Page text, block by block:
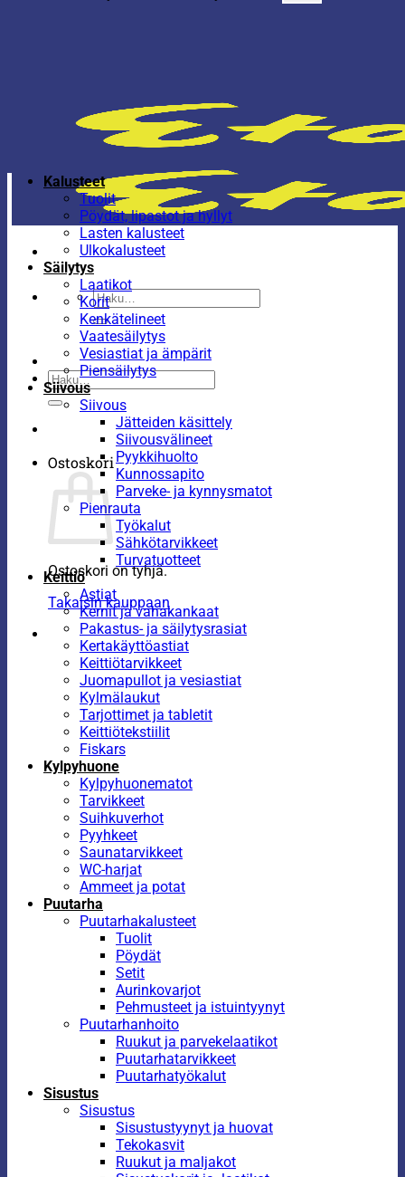
Etsi:
Etsi:
Ostoskori
Ostoskori on tyhjä.
Takaisin kauppaan
Kalusteet
Tuolit
Pöydät, lipastot ja hyllyt
Lasten kalusteet
Ulkokalusteet
Säilytys
Laatikot
Korit
Kenkätelineet
Vaatesäilytys
Vesiastiat ja ämpärit
Piensäilytys
Siivous
Siivous
Jätteiden käsittely
Siivousvälineet
Pyykkihuolto
Kunnossapito
Parveke- ja kynnysmatot
Pienrauta
Työkalut
Sähkötarvikkeet
Turvatuotteet
Keittiö
Astiat
Kernit ja vahakankaat
Pakastus- ja säilytysrasiat
Kertakäyttöastiat
Keittiötarvikkeet
Juomapullot ja vesiastiat
Kylmälaukut
Tarjottimet ja tabletit
Keittiötekstiilit
Fiskars
Kylpyhuone
Kylpyhuonematot
Tarvikkeet
Suihkuverhot
Pyyhkeet
Saunatarvikkeet
WC-harjat
Ammeet ja potat
Puutarha
Puutarhakalusteet
Tuolit
Pöydät
Setit
Aurinkovarjot
Pehmusteet ja istuintyynyt
Puutarhanhoito
Ruukut ja parvekelaatikot
Puutarhatarvikkeet
Puutarhatyökalut
Sisustus
Sisustus
Sisustustyynyt ja huovat
Tekokasvit
Ruukut ja maljakot